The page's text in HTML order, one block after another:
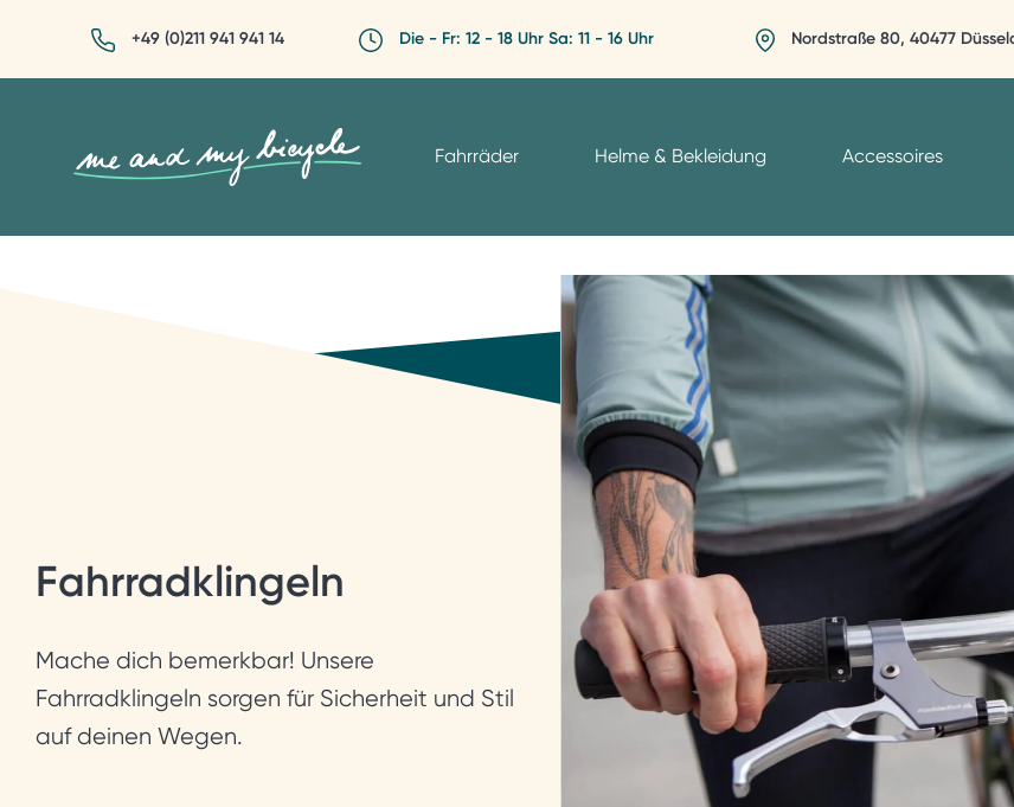
+49 (0)211 941 941 14 Die - Fr: 12 - 18 Uhr Sa: 11 - 16 Uhr Nordstraße 80, 40477
Fahrräder Helme & Bekleidung Accessoires
Fahrradklingeln
Mache dich bemerkbar! Unsere
Fahrradklingeln sorgen für Sicherheit und Stil
auf deinen Wegen.